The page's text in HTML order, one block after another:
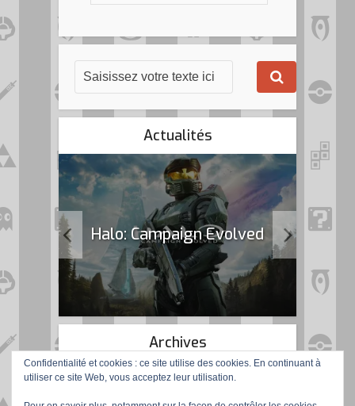
Actualités
Halo: Campaign Evolved
Archives
Confidentialité et cookies : ce site utilise des cookies. En continuant à
utiliser ce site Web, vous acceptez leur utilisation.